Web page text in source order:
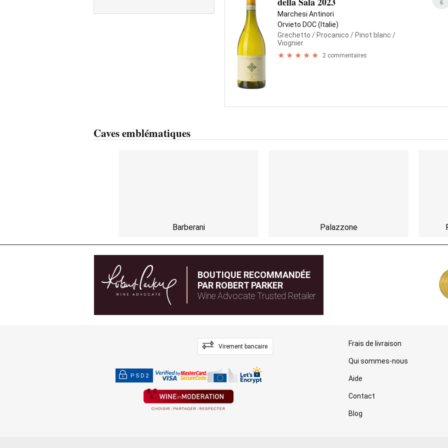
Marchesi Antinori
Orvieto DOC (Italie)
Grechetto / Procanico / Pinot blanc /
Viognier
2 commentaires
6
Caves emblématiques
Barberani Palazzone
BOUTIQUE RECOMMANDÉE
PAR ROBERT PARKER
Wine Advocate Trusted Retailer
Virement bancaire
PSD2
Frais de livraison
Qui sommes-nous
Aide
Contact
Blog